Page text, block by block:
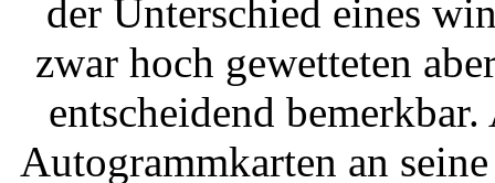
der Unterschied eines
zwar hoch gewetteten
entscheidend
Autogrammkarten an